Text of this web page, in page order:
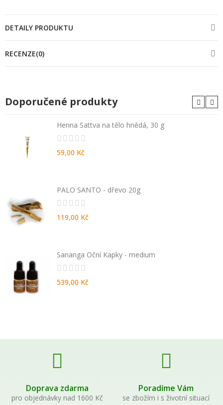
DETAILY PRODUKTU
RECENZE(0)
Doporučené produkty
Henna Sattva na tělo hnědá, 30 g
59,00 Kč
PALO SANTO - dřevo 20g
119,00 Kč
Sananga Oční Kapky - medium
539,00 Kč
Doprava zdarma
pro objednávky nad 1600 Kč
Poradíme Vám
se zbožím i s životní situací